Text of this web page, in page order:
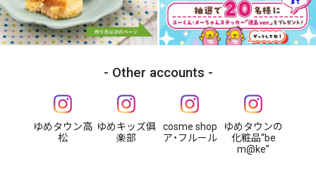
Other accounts
ゆめタウン高
松
ゆめキッズ俱
楽部
cosme shop
ア・フルール
ゆめタウンの
化粧品“be
m@ke”